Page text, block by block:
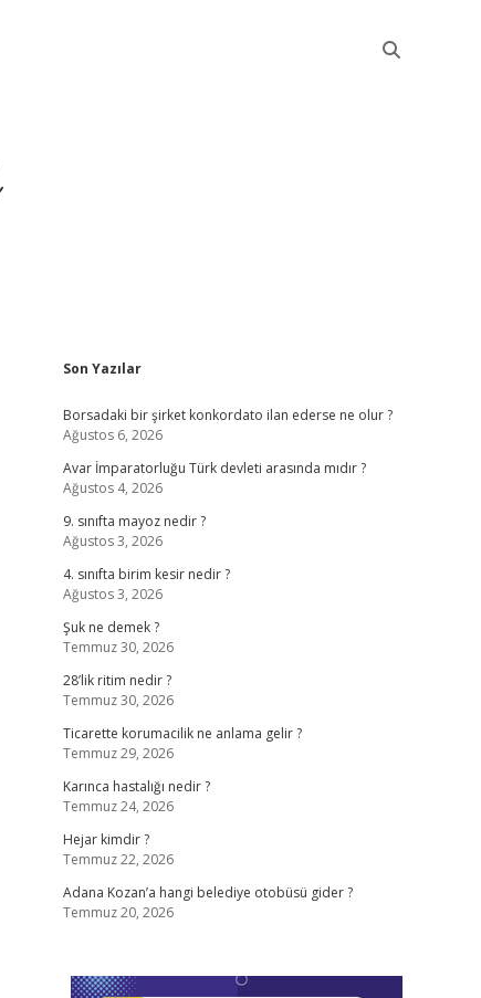
Sidebar
Son Yazılar
Borsadaki bir şirket konkordato ilan ederse ne olur ?
Ağustos 6, 2026
Avar İmparatorluğu Türk devleti arasında mıdır ?
Ağustos 4, 2026
9. sınıfta mayoz nedir ?
Ağustos 3, 2026
4. sınıfta birim kesir nedir ?
Ağustos 3, 2026
Şuk ne demek ?
Temmuz 30, 2026
28’lik ritim nedir ?
Temmuz 30, 2026
Ticarette korumacilik ne anlama gelir ?
Temmuz 29, 2026
Karınca hastalığı nedir ?
Temmuz 24, 2026
Hejar kimdir ?
Temmuz 22, 2026
Adana Kozan’a hangi belediye otobüsü gider ?
Temmuz 20, 2026